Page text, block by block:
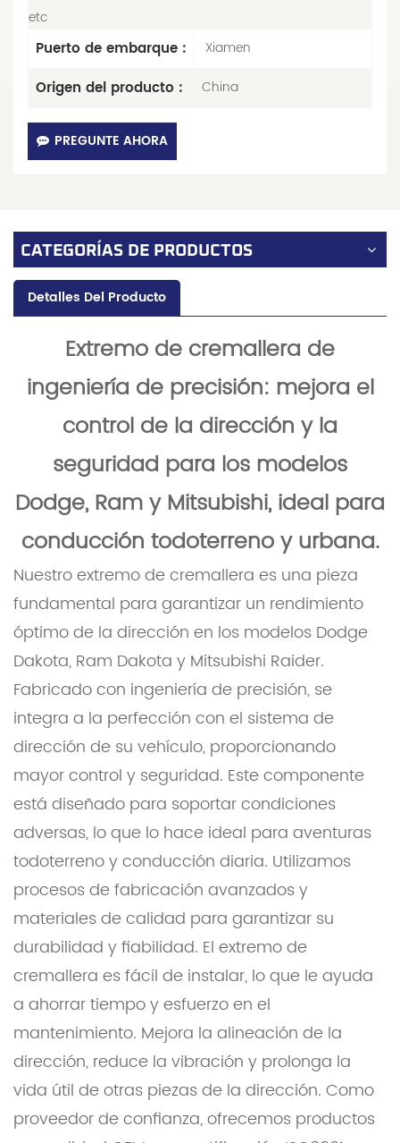
etc
Puerto de embarque : Xiamen
Origen del producto : China
PREGUNTE AHORA
CATEGORÍAS DE PRODUCTOS
Detalles Del Producto
Extremo de cremallera de
ingeniería de precisión: mejora el
control de la dirección y la
seguridad para los modelos
Dodge, Ram y Mitsubishi, ideal para
conducción todoterreno y urbana.
Nuestro extremo de cremallera es una pieza
fundamental para garantizar un rendimiento
óptimo de la dirección en los modelos Dodge
Dakota, Ram Dakota y Mitsubishi Raider.
Fabricado con ingeniería de precisión, se
integra a la perfección con el sistema de
dirección de su vehículo, proporcionando
mayor control y seguridad. Este componente
está diseñado para soportar condiciones
adversas, lo que lo hace ideal para aventuras
todoterreno y conducción diaria. Utilizamos
procesos de fabricación avanzados y
materiales de calidad para garantizar su
durabilidad y fiabilidad. El extremo de
cremallera es fácil de instalar, lo que le ayuda
a ahorrar tiempo y esfuerzo en el
mantenimiento. Mejora la alineación de la
dirección, reduce la vibración y prolonga la
vida útil de otras piezas de la dirección. Como
proveedor de confianza, ofrecemos productos